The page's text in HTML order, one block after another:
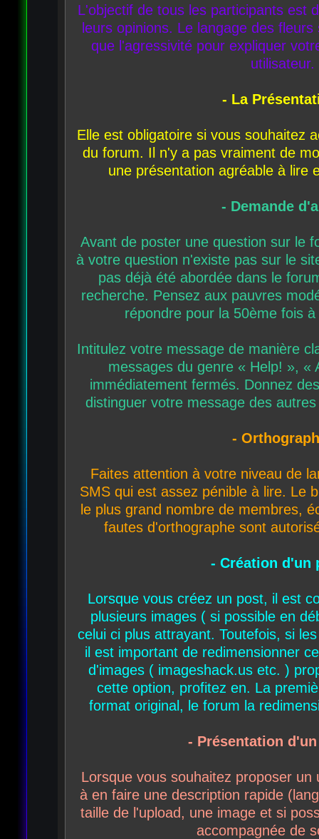
L'objectif de tous les participants est
leurs opinions. Le langage des
que l'agressivité pour expliquer
utilisateur.
- La
Elle est obligatoire si vous souhaitez
du forum. Il n'y a pas vraiment de
une présentation agréable à lire
- Demande
Avant de poster une question sur le
à votre question n'existe pas sur le
pas déjà été abordée dans le
recherche. Pensez aux pauvres
répondre pour la 50ème fois
Intitulez votre message de manière
messages du genre « Help! », «
immédiatement fermés. Donnez
distinguer votre message des
-
Faites attention à votre niveau de
SMS qui est assez pénible à lire. Le
le plus grand nombre de membres,
fautes d'orthographe sont
- Création d'un
Lorsque vous créez un post, il est
plusieurs images ( si possible en
celui ci plus attrayant. Toutefois, si
il est important de redimensionner
d'images ( imageshack.us etc. )
cette option, profitez en. La
format original, le forum la
- Présentation
Lorsque vous souhaitez proposer un
à en faire une description rapide
taille de l'upload, une image et si
accompagnée de